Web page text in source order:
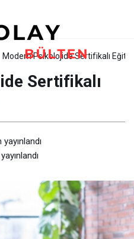
Modern Psikolojide Sertifikalı
Sertifikalı
yayınlandı
Işıltılı Dokunuş:
Paylaş